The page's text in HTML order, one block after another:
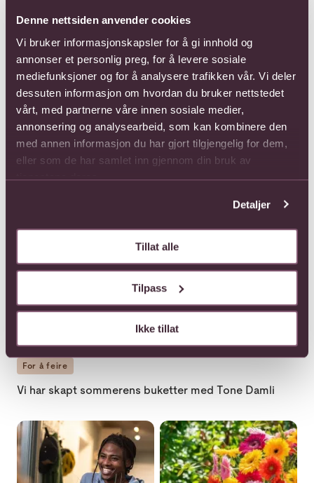
Denne nettsiden anvender cookies
Vi bruker informasjonskapsler for å gi innhold og
annonser et personlig preg, for å levere sosiale
mediefunksjoner og for å analysere trafikken vår. Vi deler
dessuten informasjon om hvordan du bruker nettstedet
vårt, med partnerne våre innen sosiale medier,
annonsering og analysearbeid, som kan kombinere den
med annen informasjon du har gjort tilgjengelig for dem,
eller som de har samlet inn gjennom din bruk av
tjenestene deres.
Detaljer
Tillat alle
Tilpass
Ikke tillat
Stor nyhet hos Interflora: Et hjerte med betydning
For å feire
For å feire
Vi har skapt sommerens buketter med Tone Damli
Bursdagshilsen som lyser opp dagen! loading="lazy"
Skap et blomstrende